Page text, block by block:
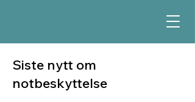
Siste nytt om
notbeskyttelse